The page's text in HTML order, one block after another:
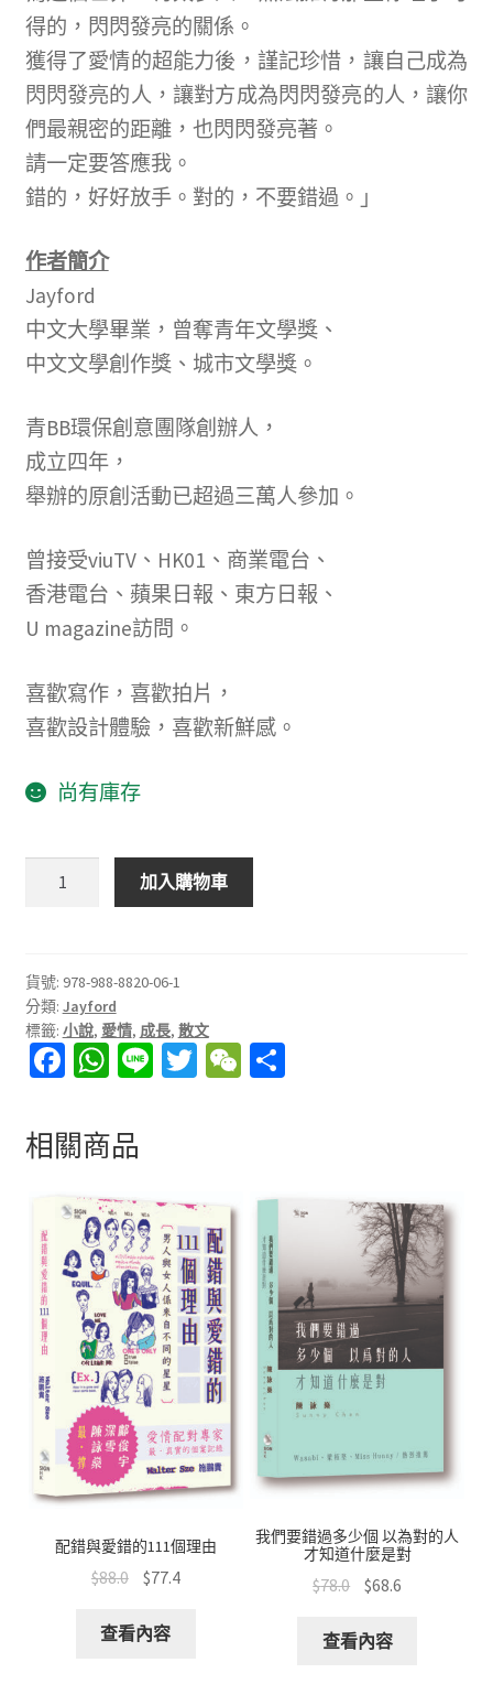
得的，閃閃發亮的關係。
獲得了愛情的超能力後，謹記珍惜，讓自己成為
閃閃發亮的人，讓對方成為閃閃發亮的人，讓你
們最親密的距離，也閃閃發亮著。
請一定要答應我。
錯的，好好放手。對的，不要錯過。」
作者簡介
Jayford
中文大學畢業，曾奪青年文學獎、
中文文學創作獎、城市文學獎。
青BB環保創意團隊創辦人，
成立四年，
舉辦的原創活動已超過三萬人參加。
曾接受viuTV、HK01、商業電台、
香港電台、蘋果日報、東方日報、
U magazine訪問。
喜歡寫作，喜歡拍片，
喜歡設計體驗，喜歡新鮮感。
尚有庫存
你
小
心
翼
量
加入購物車
貨號: 978-988-8820-06-1
分類: Jayford
標籤: 小說, 愛情, 成長, 散文
Fa
b
o
o
k
W
at
sA
p
p
Li T W
at
分
相關商品
配錯與愛錯的111個理由
$88.0 $77.4
查看內容
我們要錯過多少個 以為對的人
才知道什麼是對
$78.0 $68.6
查看內容